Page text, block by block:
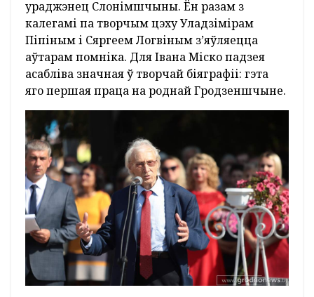
ураджэнец Слонімшчыны. Ён разам з
калегамі па творчым цэху Уладзімірам
Піпіным і Сяргеем Логвіным з’яўляецца
аўтарам помніка. Для Івана Міско падзея
асабліва значная ў творчай біяграфіі: гэта
яго першая праца на роднай Гродзеншчыне.